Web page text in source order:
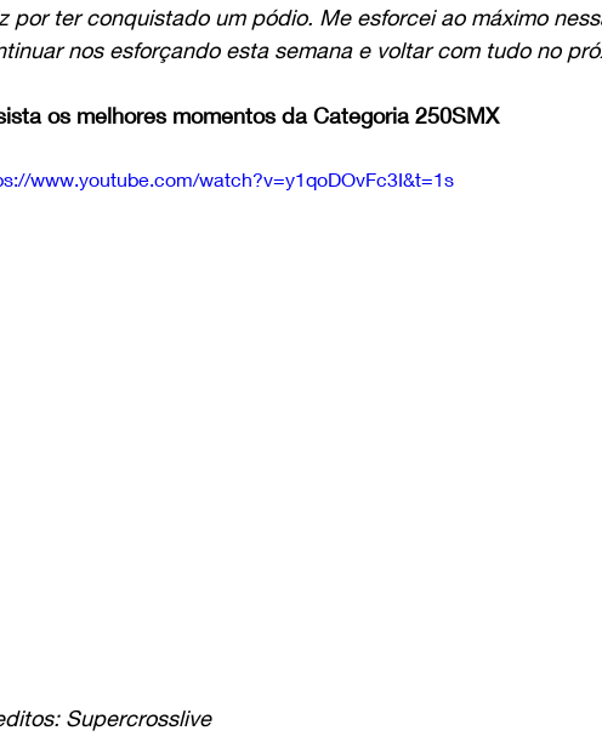
por ter conquistado um pódio. Me esforcei ao máximo
nos esforçando esta semana e voltar com tudo no
os melhores momentos da Categoria 250SMX
www.youtube.com/watch?v=y1qoDOvFc3I&t=1s
Supercrosslive